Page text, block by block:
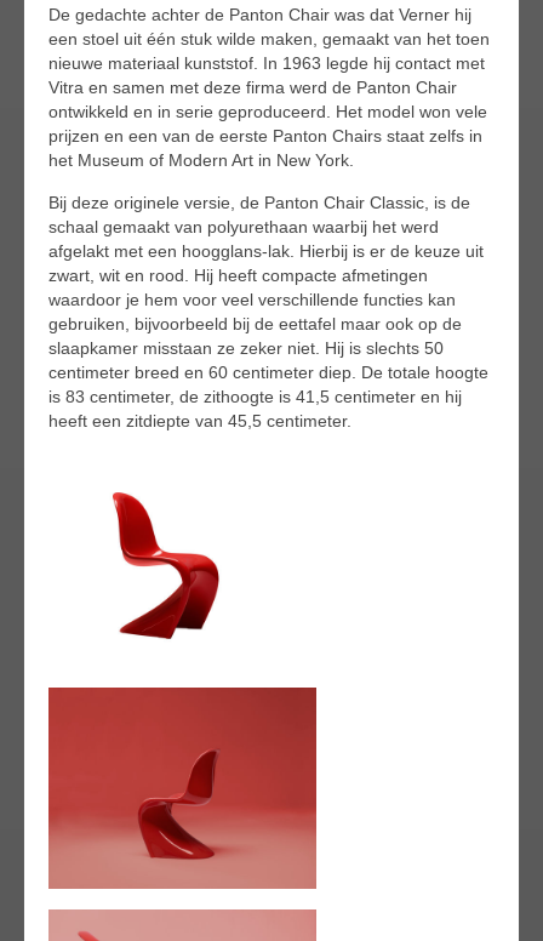
De gedachte achter de Panton Chair was dat Verner hij
een stoel uit één stuk wilde maken, gemaakt van het toen
nieuwe materiaal kunststof. In 1963 legde hij contact met
Vitra en samen met deze firma werd de Panton Chair
ontwikkeld en in serie geproduceerd. Het model won vele
prijzen en een van de eerste Panton Chairs staat zelfs in
het Museum of Modern Art in New York.
Bij deze originele versie, de Panton Chair Classic, is de
schaal gemaakt van polyurethaan waarbij het werd
afgelakt met een hoogglans-lak. Hierbij is er de keuze uit
zwart, wit en rood. Hij heeft compacte afmetingen
waardoor je hem voor veel verschillende functies kan
gebruiken, bijvoorbeeld bij de eettafel maar ook op de
slaapkamer misstaan ze zeker niet. Hij is slechts 50
centimeter breed en 60 centimeter diep. De totale hoogte
is 83 centimeter, de zithoogte is 41,5 centimeter en hij
heeft een zitdiepte van 45,5 centimeter.